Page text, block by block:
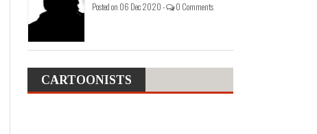
Posted on 06 Dec 2020 - 0 Comments
CARTOONISTS